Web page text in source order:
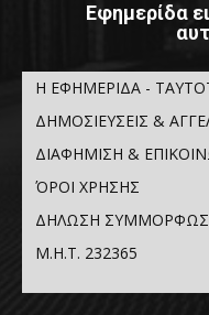
Εφημερίδα
Η ΕΦΗΜΕΡΙΔΑ -
ΔΗΜΟΣΙΕΥΣΕΙΣ &
ΔΙΑΦΗΜΙΣΗ &
ΌΡΟΙ ΧΡΗΣΗΣ
ΔΗΛΩΣΗ
Μ.Η.Τ. 232365